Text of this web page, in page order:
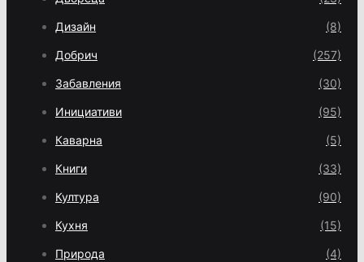
Дизайн (8)
Добрич (257)
Забавления (30)
Инициативи (95)
Каварна (5)
Книги (33)
Култура (90)
Кухня (15)
Природа (4)